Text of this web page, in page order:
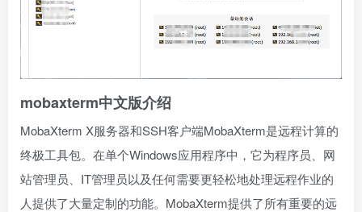
mobaxterm中文版介绍
MobaXterm X服务器和SSH客户端MobaXterm是远程计算的
终极工具包。在单个Windows应用程序中，它为程序员、网
站管理员、IT管理员以及任何需要更轻松地处理远程作业的
人提供了大量定制的功能。MobaXterm提供了所有重要的远